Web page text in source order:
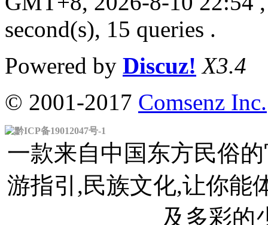
second(s), 15 queries .
Powered by Discuz! X3.4
© 2001-2017 Comsenz Inc.
黔ICP备19012047号-1
一款来自中国东方民俗
游指引,民族文化,让你能
及多彩的